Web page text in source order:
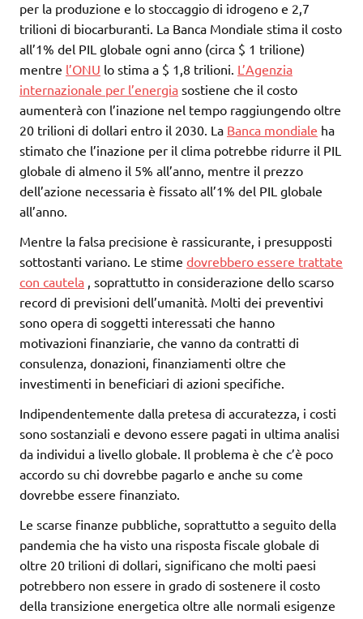
per la produzione e lo stoccaggio di idrogeno e 2,7
trilioni di biocarburanti. La Banca Mondiale stima il costo
all’1% del PIL globale ogni anno (circa $ 1 trilione)
mentre l’ONU lo stima a $ 1,8 trilioni. L’Agenzia
internazionale per l’energia sostiene che il costo
aumenterà con l’inazione nel tempo raggiungendo oltre
20 trilioni di dollari entro il 2030. La Banca mondiale ha
stimato che l’inazione per il clima potrebbe ridurre il PIL
globale di almeno il 5% all’anno, mentre il prezzo
dell’azione necessaria è fissato all’1% del PIL globale
all’anno.
Mentre la falsa precisione è rassicurante, i presupposti
sottostanti variano. Le stime dovrebbero essere trattate
con cautela , soprattutto in considerazione dello scarso
record di previsioni dell’umanità. Molti dei preventivi
sono opera di soggetti interessati che hanno
motivazioni finanziarie, che vanno da contratti di
consulenza, donazioni, finanziamenti oltre che
investimenti in beneficiari di azioni specifiche.
Indipendentemente dalla pretesa di accuratezza, i costi
sono sostanziali e devono essere pagati in ultima analisi
da individui a livello globale. Il problema è che c’è poco
accordo su chi dovrebbe pagarlo e anche su come
dovrebbe essere finanziato.
Le scarse finanze pubbliche, soprattutto a seguito della
pandemia che ha visto una risposta fiscale globale di
oltre 20 trilioni di dollari, significano che molti paesi
potrebbero non essere in grado di sostenere il costo
della transizione energetica oltre alle normali esigenze